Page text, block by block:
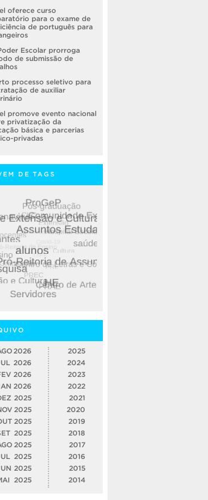
oferece curso
para o exame de
de português para
Escolar prorroga
de submissão de
processo seletivo para
de auxiliar
promove evento nacional
privatização da
básica e parcerias
privadas
DE TAGS
2026
2026
2026
2026
2025
2025
2025
2025
2025
2025
2025
2025
2025
2024
2023
2022
2021
2020
2019
2018
2017
2016
2015
2014